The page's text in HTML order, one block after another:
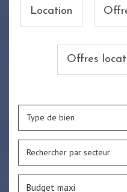
Location
Offres
Type de bien
Rechercher par secteur